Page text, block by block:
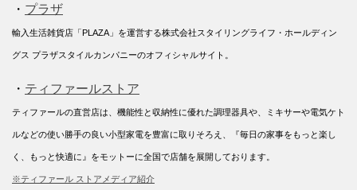
・ プラザ
輸入生活雑貨店「PLAZA」を運営する株式会社スタイリングライフ・ホールディン
グス プラザスタイルカンパニーのオフィシャルサイト。
・ ティファールストア
ティファールの直営店は、機能性と収納性に優れた調理器具や、ミキサーや電気ケト
ルなどの使い勝手の良い小型家電を豊富に取りそろえ、『毎日の家事をもっと楽し
く、もっと快適に』をモットーに全国で店舗を展開しております。
※ティファール ストアメディア紹介